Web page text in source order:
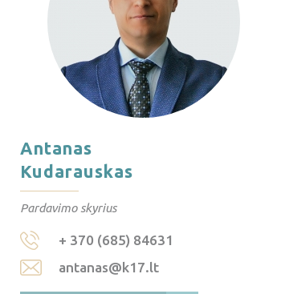
Antanas
Kudarauskas
Pardavimo skyrius
+ 370 (685) 84631
antanas@k17.lt